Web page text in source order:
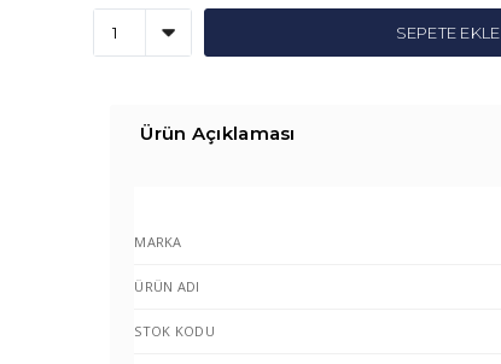
SEPETE EKLE
Ürün Açıklaması
MARKA
ÜRÜN ADI
STOK KODU